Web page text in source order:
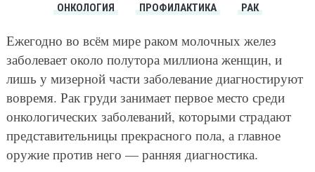
ОНКОЛОГИЯ
ПРОФИЛАКТИКА РАК
Ежегодно во всём мире раком молочных желез
заболевает около полутора миллиона женщин, и
лишь у мизерной части заболевание диагностируют
вовремя. Рак груди занимает первое место среди
онкологических заболеваний, которыми страдают
представительницы прекрасного пола, а главное
оружие против него — ранняя диагностика.